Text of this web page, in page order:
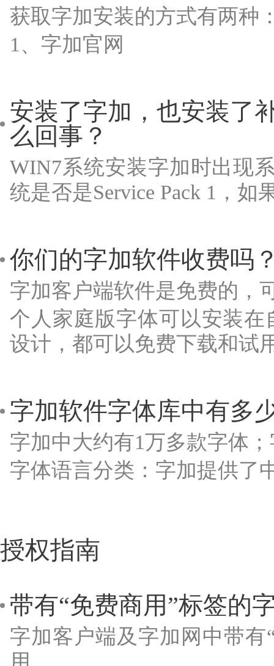
获取字加安装的方式有两种
1、字加官网
安装了字加，也安装了
么回事？
WIN7系统安装字加时出现
统是否是Service Pack 1，如
你们的字加软件收费吗
字加客户端软件是免费的，
个人家庭版字体可以安装
设计，都可以免费下载和试
字加软件字体库中有多
字加中大约有1万多款字体
字体语言分类：字加提供了
授权指南
带有“免费商用”标签的
字加客户端及字加网中带